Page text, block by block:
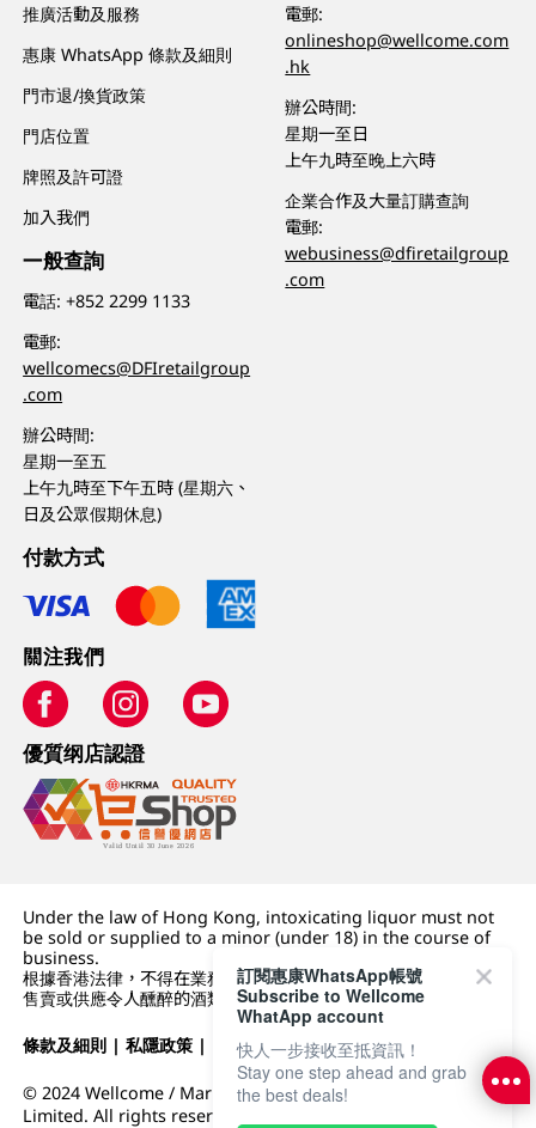
推廣活動及服務
惠康 WhatsApp 條款及細則
門市退/換貨政策
門店位置
牌照及許可證
加入我們
一般查詢
電話:+852 2299 1133
電郵:
wellcomecs@DFIretailgroup
.com
辦公時間:
星期一至五
上午九時至下午五時 (星期六、
日及公眾假期休息)
電郵:
onlineshop@wellcome.com
.hk
辦公時間:
星期一至日
上午九時至晚上六時
企業合作及大量訂購查詢
電郵:
webusiness@dfiretailgroup
.com
付款方式
關注我們
優質纲店認證
Under the law of Hong Kong, intoxicating liquor must not
be sold or supplied to a minor (under 18) in the course of
business.
根據香港法律，不得在業務過程中，向未成年人 (18 歲以下人士)
售賣或供應令人醺醉的酒類。
條款及細則 |私隱政策 | DFI零售集團
© 2024 Wellcome / Market Place. The Dairy Farm Company
Limited. All rights reserved.
訂閱惠康WhatsApp帳號
Subscribe to Wellcome
WhatApp account
快人一步接收至抵資訊！
Stay one step ahead and grab
the best deals!